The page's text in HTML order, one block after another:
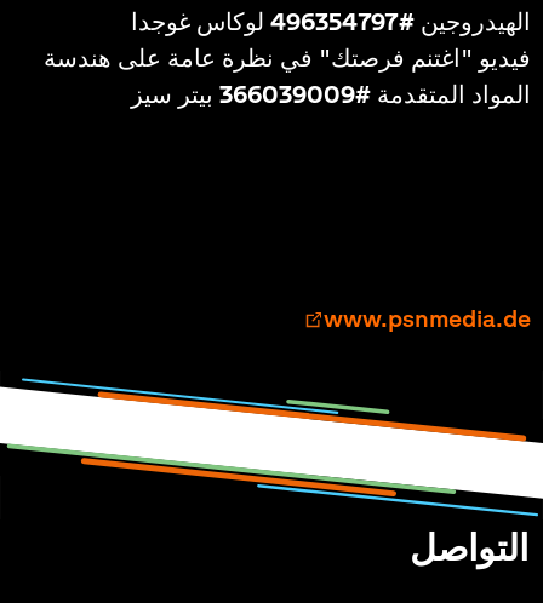
الهيدروجين #496354797
لوكاس غوجدا
فيديو "اغتنم فرصتك" في نظرة عامة على هندسة
المواد المتقدمة #366039009 بيتر سيز
www.psnmedia.de
التواصل